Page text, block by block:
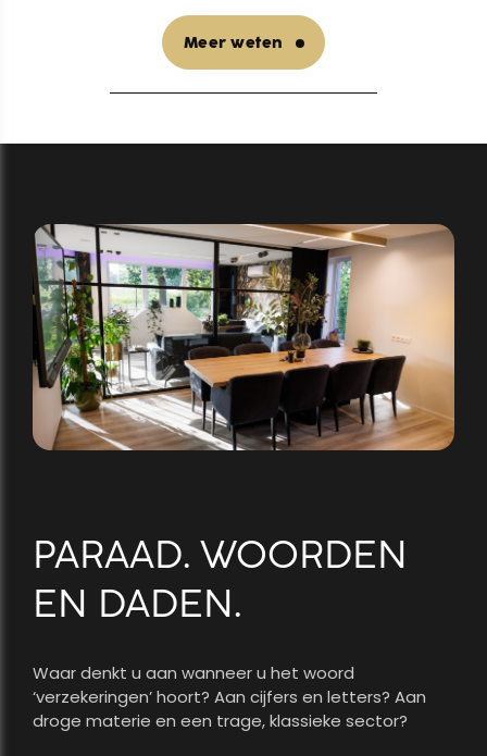
Meer weten
PARAAD. WOORDEN
EN DADEN.
Waar denkt u aan wanneer u het woord
‘verzekeringen’ hoort? Aan cijfers en letters? Aan
droge materie en een trage, klassieke sector?